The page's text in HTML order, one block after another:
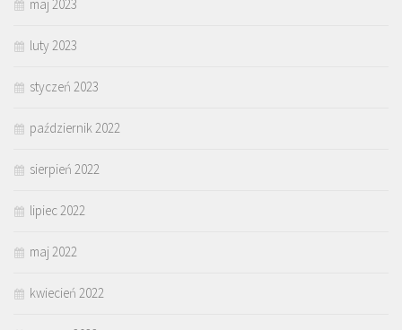
maj 2023
luty 2023
styczeń 2023
październik 2022
sierpień 2022
lipiec 2022
maj 2022
kwiecień 2022